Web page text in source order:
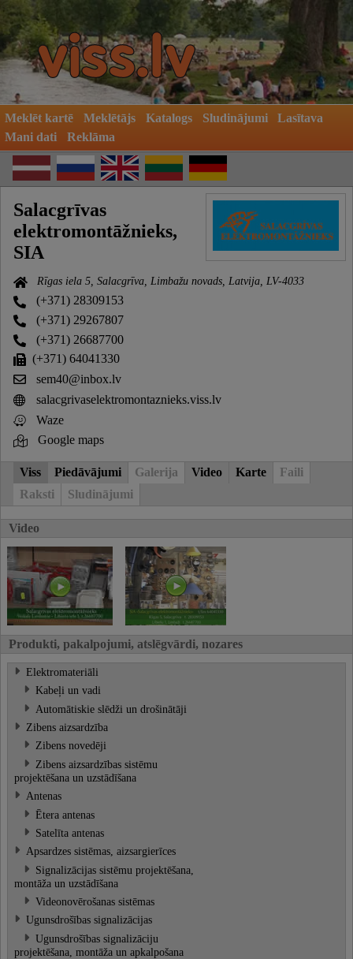
Meklēt kartē Meklētājs Katalogs Sludinājumi
Lasītava
Mani dati
Reklāma
Salacgrīvas
elektromontāžnieks,
SIA
Rīgas iela 5, Salacgrīva, Limbažu novads, Latvija, LV-4033
(+371) 28309153
(+371) 29267807
(+371) 26687700
(+371) 64041330
sem40@inbox.lv
salacgrivaselektromontaznieks.viss.lv
Waze
Google maps
Viss Piedāvājumi Galerija Video Karte
Faili
Raksti
Sludinājumi
Video
Produkti, pakalpojumi, atslēgvārdi, nozares
Elektromateriāli
Kabeļi un vadi
Automātiskie slēdži un drošinātāji
Zibens aizsardzība
Zibens novedēji
Zibens aizsardzības sistēmu
projektēšana un uzstādīšana
Antenas
Ētera antenas
Satelīta antenas
Apsardzes sistēmas, aizsargierīces
Signalizācijas sistēmu projektēšana,
montāža un uzstādīšana
Videonovērošanas sistēmas
Ugunsdrošības signalizācijas
Ugunsdrošības signalizāciju
projektēšana, montāža un apkalpošana